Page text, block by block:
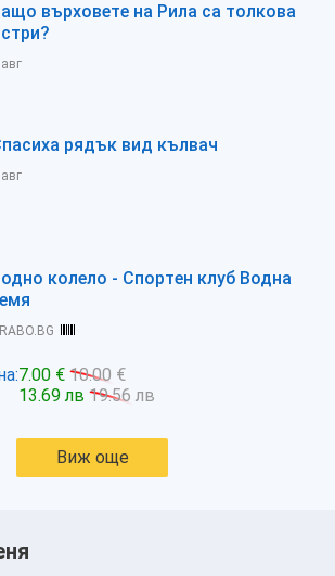
върховете на Рила са толкова
рядък вид кълвач
колело - Спортен клуб Водна
7.00 € 10.00 €
13.69 лв 19.56 лв
Виж още